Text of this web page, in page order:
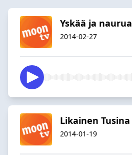
Yskää ja naurua
2014-02-27
Likainen Tusina
2014-01-19